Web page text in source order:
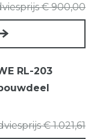
€ 900,00
RL-203
€ 1.021,61